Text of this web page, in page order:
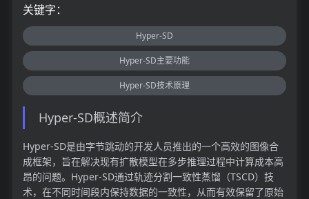
关键字：
Hyper-SD
Hyper-SD主要功能
Hyper-SD技术原理
Hyper-SD概述简介
Hyper-SD是由字节跳动的开发人员推出的一个高效的图像合
成框架，旨在解决现有扩散模型在多步推理过程中计算成本高
昂的问题。Hyper-SD通过轨迹分割一致性蒸馏（TSCD）技
术，在不同时间段内保持数据的一致性，从而有效保留了原始